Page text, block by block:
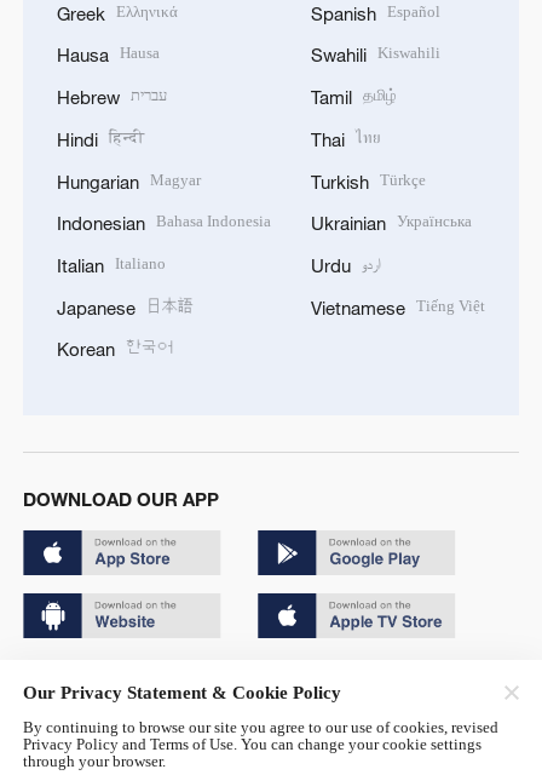
Greek Ελληνικά
Hausa Hausa
Hebrew עברית
Hindi हिन्दी
Hungarian Magyar
Indonesian Bahasa Indonesia
Italian Italiano
Japanese 日本語
Korean 한국어
Spanish Español
Swahili Kiswahili
Tamil தமிழ்
Thai ไทย
Turkish Türkçe
Ukrainian Українська
Urdu اردو
Vietnamese Tiếng Việt
DOWNLOAD OUR APP
京公网安备 11010502050052号
Our Privacy Statement & Cookie Policy
By continuing to browse our site you agree to our use of cookies, revised
Privacy Policy and Terms of Use. You can change your cookie settings
through your browser.